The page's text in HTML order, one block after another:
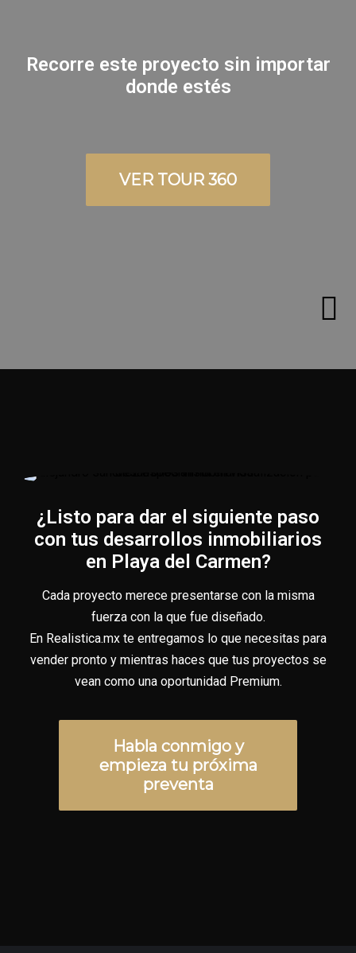
Recorre este proyecto sin importar
donde estés
VER TOUR 360
¿Listo para dar el siguiente paso
con tus desarrollos inmobiliarios
en Playa del Carmen?
Cada proyecto merece presentarse con la misma
fuerza con la que fue diseñado.
En Realistica.mx te entregamos lo que necesitas para
vender pronto y mientras haces que tus proyectos se
vean como una oportunidad Premium.
Habla conmigo y
empieza tu próxima
preventa